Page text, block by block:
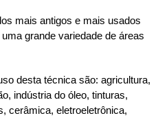
mais antigos e mais usados
grande variedade de áreas
desta técnica são: agricultura,
indústria do óleo, tinturas,
cerâmica, eletroeletrônica,